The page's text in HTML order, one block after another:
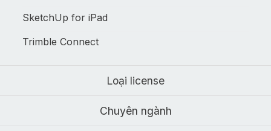
SketchUp for iPad
Trimble Connect
Loại license
Chuyên ngành